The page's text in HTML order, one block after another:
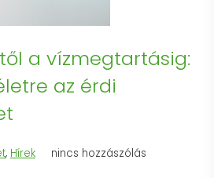
a vízmegtartásig:
az érdi
, Hírek nincs hozzászólás